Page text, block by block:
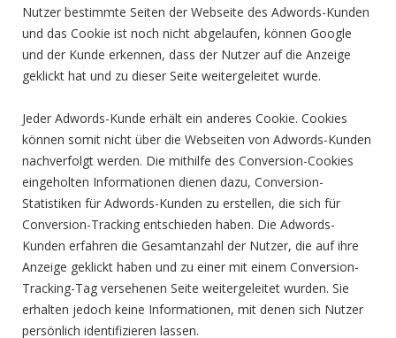
Nutzer bestimmte Seiten der Webseite des Adwords-Kunden
und das Cookie ist noch nicht abgelaufen, können Google
und der Kunde erkennen, dass der Nutzer auf die Anzeige
geklickt hat und zu dieser Seite weitergeleitet wurde.
Jeder Adwords-Kunde erhält ein anderes Cookie. Cookies
können somit nicht über die Webseiten von Adwords-Kunden
nachverfolgt werden. Die mithilfe des Conversion-Cookies
eingeholten Informationen dienen dazu, Conversion-
Statistiken für Adwords-Kunden zu erstellen, die sich für
Conversion-Tracking entschieden haben. Die Adwords-
Kunden erfahren die Gesamtanzahl der Nutzer, die auf ihre
Anzeige geklickt haben und zu einer mit einem Conversion-
Tracking-Tag versehenen Seite weitergeleitet wurden. Sie
erhalten jedoch keine Informationen, mit denen sich Nutzer
persönlich identifizieren lassen.